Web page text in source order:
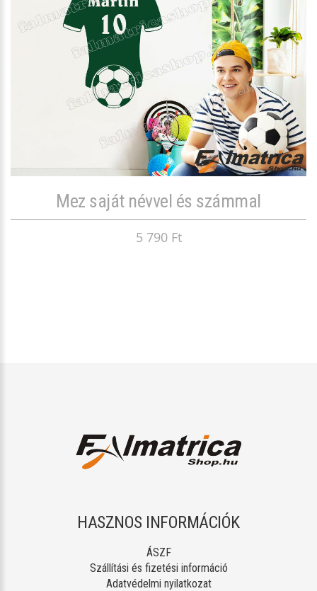
Mez saját névvel és számmal
5 790 Ft
HASZNOS INFORMÁCIÓK
ÁSZF
Szállítási és fizetési információ
Adatvédelmi nyilatkozat